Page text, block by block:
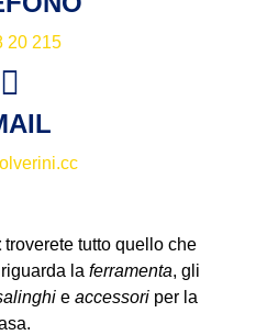
20 215
troverete tutto quello che
la ferramenta, gli
e accessori per la